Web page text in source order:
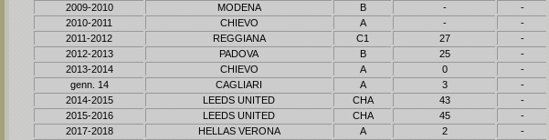
2009-2010
MODENA B -
-
2010-2011
CHIEVO A -
-
2011-2012
REGGIANA C1 27
-
2012-2013
PADOVA B 25
-
2013-2014
CHIEVO A 0
-
genn. 14
CAGLIARI A 3
-
2014-2015
LEEDS UNITED CHA 43
-
2015-2016
LEEDS UNITED CHA 45
-
2017-2018
HELLAS VERONA A 2
-